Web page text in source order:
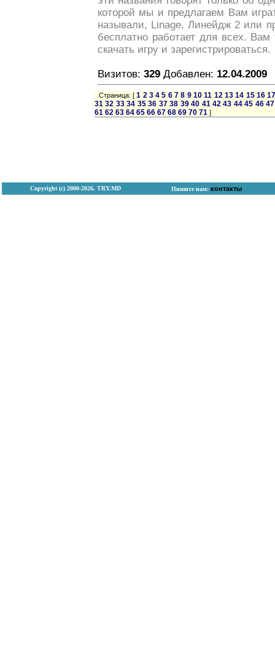
которой мы и предлагаем Вам
называли, Linage, Линейдж 2 или
бесплатно работает для всех. Вам
скачать игру и зарегистрироваться.
Визитов: 329 Добавлен: 12.04.2009
Страница: [1 2 3 4 5 6 7 8 9 10 11 12 13 14 15 16
31 32 33 34 35 36 37 38 39 40 41 42 43 44 45 46 47
61 62 63 64 65 66 67 68 69 70 71 ]
Copyright (с) 2000-2026, TRY.MD Пишите нам: контакты